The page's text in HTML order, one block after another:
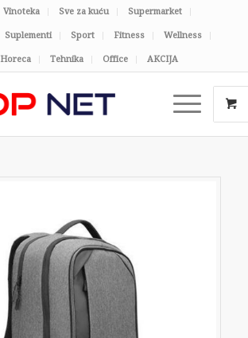
Vinoteka Sve za kuću Supermarket
Suplementi Sport Fitness Wellness
Horeca Tehnika Office AKCIJA